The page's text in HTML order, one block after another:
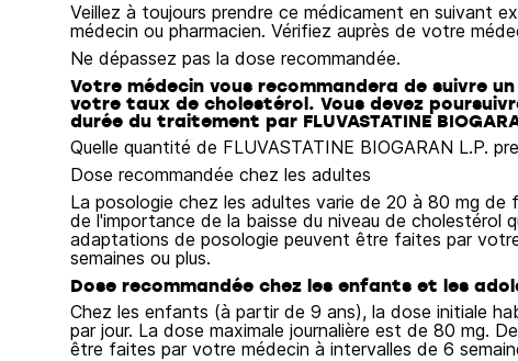
Veillez à toujours prendre ce médicament en suivant
médecin ou pharmacien. Vérifiez auprès de votre
Ne dépassez pas la dose recommandée.
Votre médecin vous recommandera de suivre
votre taux de cholestérol. Vous devez
durée du traitement par FLUVASTATINE
Quelle quantité de FLUVASTATINE BIOGARAN L.P.
Dose recommandée chez les adultes
La posologie chez les adultes varie de 20 à 80 mg de
de l'importance de la baisse du niveau de cholestérol
adaptations de posologie peuvent être faites par
semaines ou plus.
Dose recommandée chez les enfants et les
Chez les enfants (à partir de 9 ans), la dose initiale
par jour. La dose maximale journalière est de 80 mg.
être faites par votre médecin à intervalles de 6